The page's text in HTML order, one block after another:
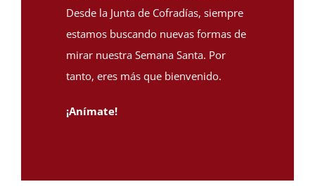
Desde la Junta de Cofradías, siempre
estamos buscando nuevas formas de
mirar nuestra Semana Santa. Por
tanto, eres más que bienvenido.
¡Anímate!